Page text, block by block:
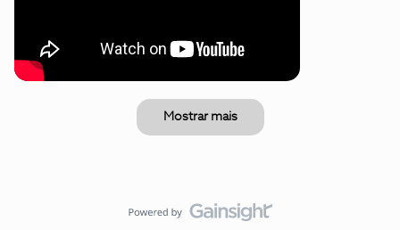
Mostrar mais